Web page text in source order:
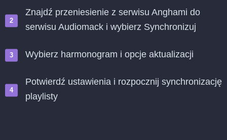
Znajdź przeniesienie z serwisu Anghami do
serwisu Audiomack i wybierz Synchronizuj
Wybierz harmonogram i opcje aktualizacji
Potwierdź ustawienia i rozpocznij synchronizację
playlisty